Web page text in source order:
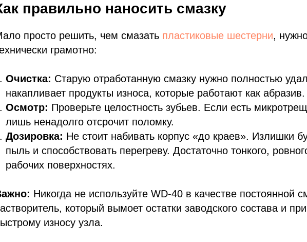
правильно наносить смазку
просто решить, чем смазать пластиковые шестерни,
грамотно:
Очистка: Старую отработанную смазку нужно полностью
накапливает продукты износа, которые работают как абразив.
Осмотр: Проверьте целостность зубьев. Если есть
лишь ненадолго отсрочит поломку.
Дозировка: Не стоит набивать корпус «до краев». Излишки
пыль и способствовать перегреву. Достаточно тонкого,
рабочих поверхностях.
Никогда не используйте WD-40 в качестве постоянной
который вымоет остатки заводского состава и
износу узла.